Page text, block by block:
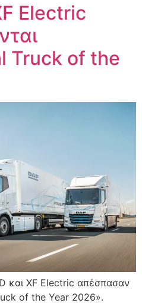
Electric
Truck of the
και XF Electric απέσπασαν
of the Year 2026».